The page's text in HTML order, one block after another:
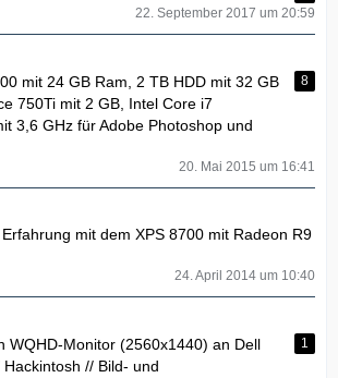
22. September 2017 um 20:59
mit 24 GB Ram, 2 TB HDD mit 32 GB
750Ti mit 2 GB, Intel Core i7
3,6 GHz für Adobe Photoshop und
8
20. Mai 2015 um 16:41
mit dem XPS 8700 mit Radeon R9
24. April 2014 um 10:40
WQHD-Monitor (2560x1440) an Dell
// Bild- und
1